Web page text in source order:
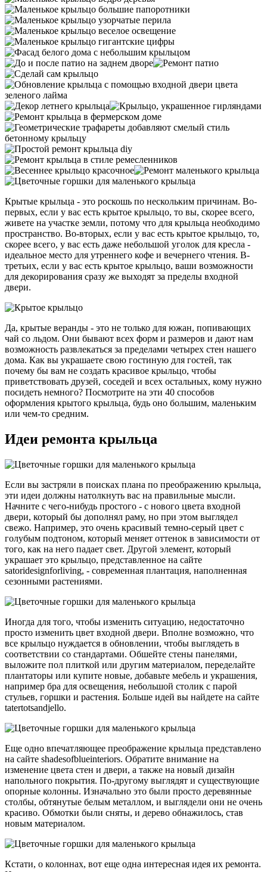
Крытые крыльца - это роскошь по нескольким причинам. Во-
первых, если у вас есть крытое крыльцо, то вы, скорее всего,
живете на участке земли, потому что для крыльца необходимо
пространство. Во-вторых, если у вас есть крытое крыльцо, то,
скорее всего, у вас есть даже небольшой уголок для кресла -
идеальное место для утреннего кофе и вечернего чтения. В-
третьих, если у вас есть крытое крыльцо, ваши возможности
для декорирования сразу же выходят за пределы входной
двери.
Да, крытые веранды - это не только для южан, попивающих
чай со льдом. Они бывают всех форм и размеров и дают нам
возможность развлекаться за пределами четырех стен нашего
дома. Как вы украшаете свою гостиную для гостей, так
почему бы вам не создать красивое крыльцо, чтобы
приветствовать друзей, соседей и всех остальных, кому нужно
посидеть немного? Посмотрите на эти 40 способов
оформления крытого крыльца, будь оно большим, маленьким
или чем-то средним.
Идеи ремонта крыльца
Если вы застряли в поисках плана по преображению крыльца,
эти идеи должны натолкнуть вас на правильные мысли.
Начните с чего-нибудь простого - с нового цвета входной
двери, который бы дополнял раму, но при этом выглядел
свежо. Например, это очень красивый темно-серый цвет с
голубым подтоном, который меняет оттенок в зависимости от
того, как на него падает свет. Другой элемент, который
украшает это крыльцо, представленное на сайте
satoridesignforliving, - современная плантация, наполненная
сезонными растениями.
Иногда для того, чтобы изменить ситуацию, недостаточно
просто изменить цвет входной двери. Вполне возможно, что
все крыльцо нуждается в обновлении, чтобы выглядеть в
соответствии со стандартами. Обшейте стены панелями,
выложите пол плиткой или другим материалом, переделайте
плантаторы или купите новые, добавьте мебель и украшения,
например бра для освещения, небольшой столик с парой
стульев, горшки и растения. Больше идей вы найдете на сайте
tatertotsandjello.
Еще одно впечатляющее преображение крыльца представлено
на сайте shadesofblueinteriors. Обратите внимание на
изменение цвета стен и двери, а также на новый дизайн
напольного покрытия. По-другому выглядят и существующие
опорные колонны. Изначально это были просто деревянные
столбы, обтянутые белым металлом, и выглядели они не очень
красиво. Обмотки были сняты, и дерево обнажилось, став
новым материалом.
Кстати, о колоннах, вот еще одна интересная идея их ремонта.